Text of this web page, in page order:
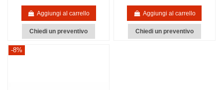
Aggiungi al carrello
Chiedi un preventivo
Aggiungi al carrello
Chiedi un preventivo
-8%